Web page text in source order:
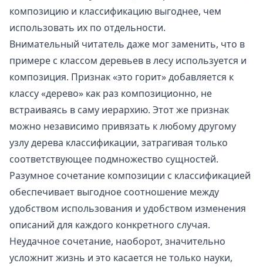
композицию и классификацию выгоднее, чем
использовать их по отдельности.
Внимательный читатель даже мог заменить, что в
примере с классом деревьев в лесу используется и
композиция. Признак «это горит» добавляется к
классу «дерево» как раз композиционно, не
встраиваясь в саму иерархию. Этот же признак
можно независимо привязать к любому другому
узлу дерева классификации, затрагивая только
соответствующее подмножество сущностей.
Разумное сочетание композиции с классификацией
обеспечивает выгодное соотношение между
удобством использования и удобством изменения
описаний для каждого конкретного случая.
Неудачное сочетание, наоборот, значительно
усложнит жизнь и это касается не только науки,